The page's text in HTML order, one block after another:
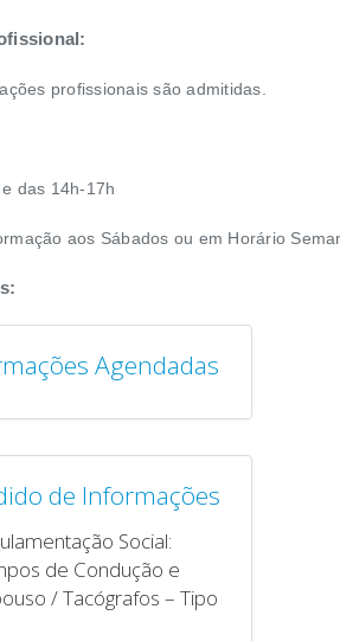
profissionais são admitidas.
das 14h-17h
aos Sábados ou em Horário
Agendadas
de Informações
Social:
de Condução e
/ Tacógrafos – Tipo